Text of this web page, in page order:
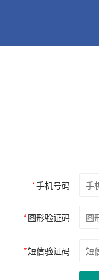
*手机号码
* 图形验证码
*短信验证码